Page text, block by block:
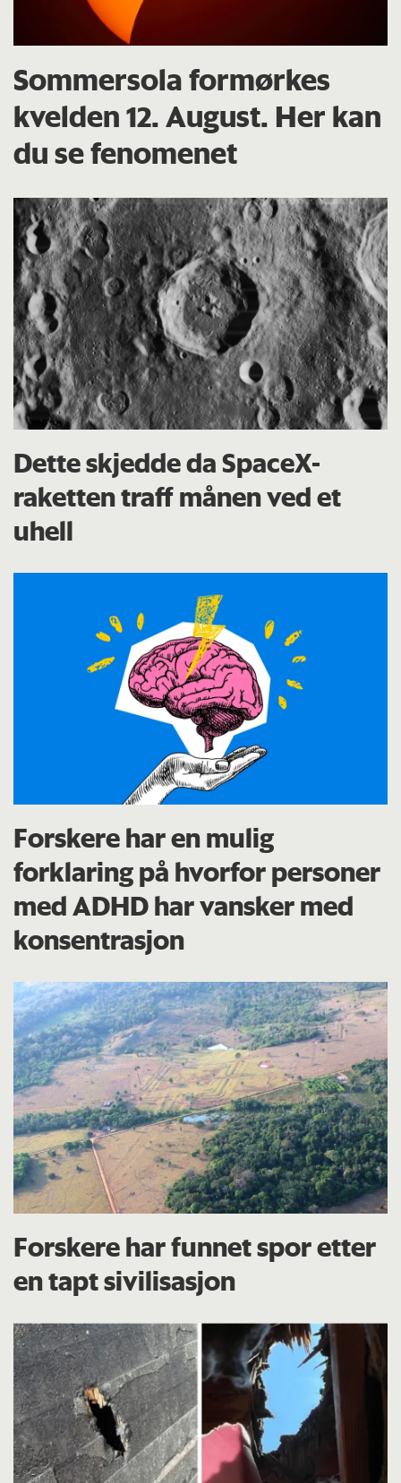
Sommersola formørkes
kvelden 12. August. Her kan
du se fenomenet
Dette skjedde da SpaceX-
raketten traff månen ved et
uhell
Forskere har en mulig
forklaring på hvorfor personer
med ADHD har vansker med
konsentrasjon
Forskere har funnet spor etter
en tapt sivilisasjon